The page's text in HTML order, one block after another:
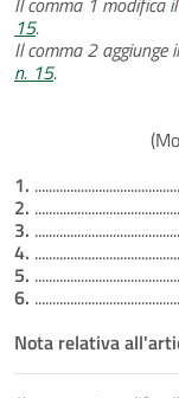
15.
Il comma 2 aggiunge
n. 15.
1.
2.
3.
4.
5.
6.
Nota relativa